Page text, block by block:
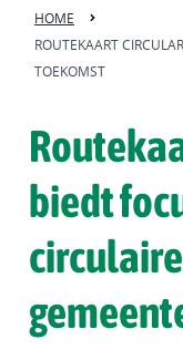
HOME
ROUTEKAART
TOEKOMST
biedt